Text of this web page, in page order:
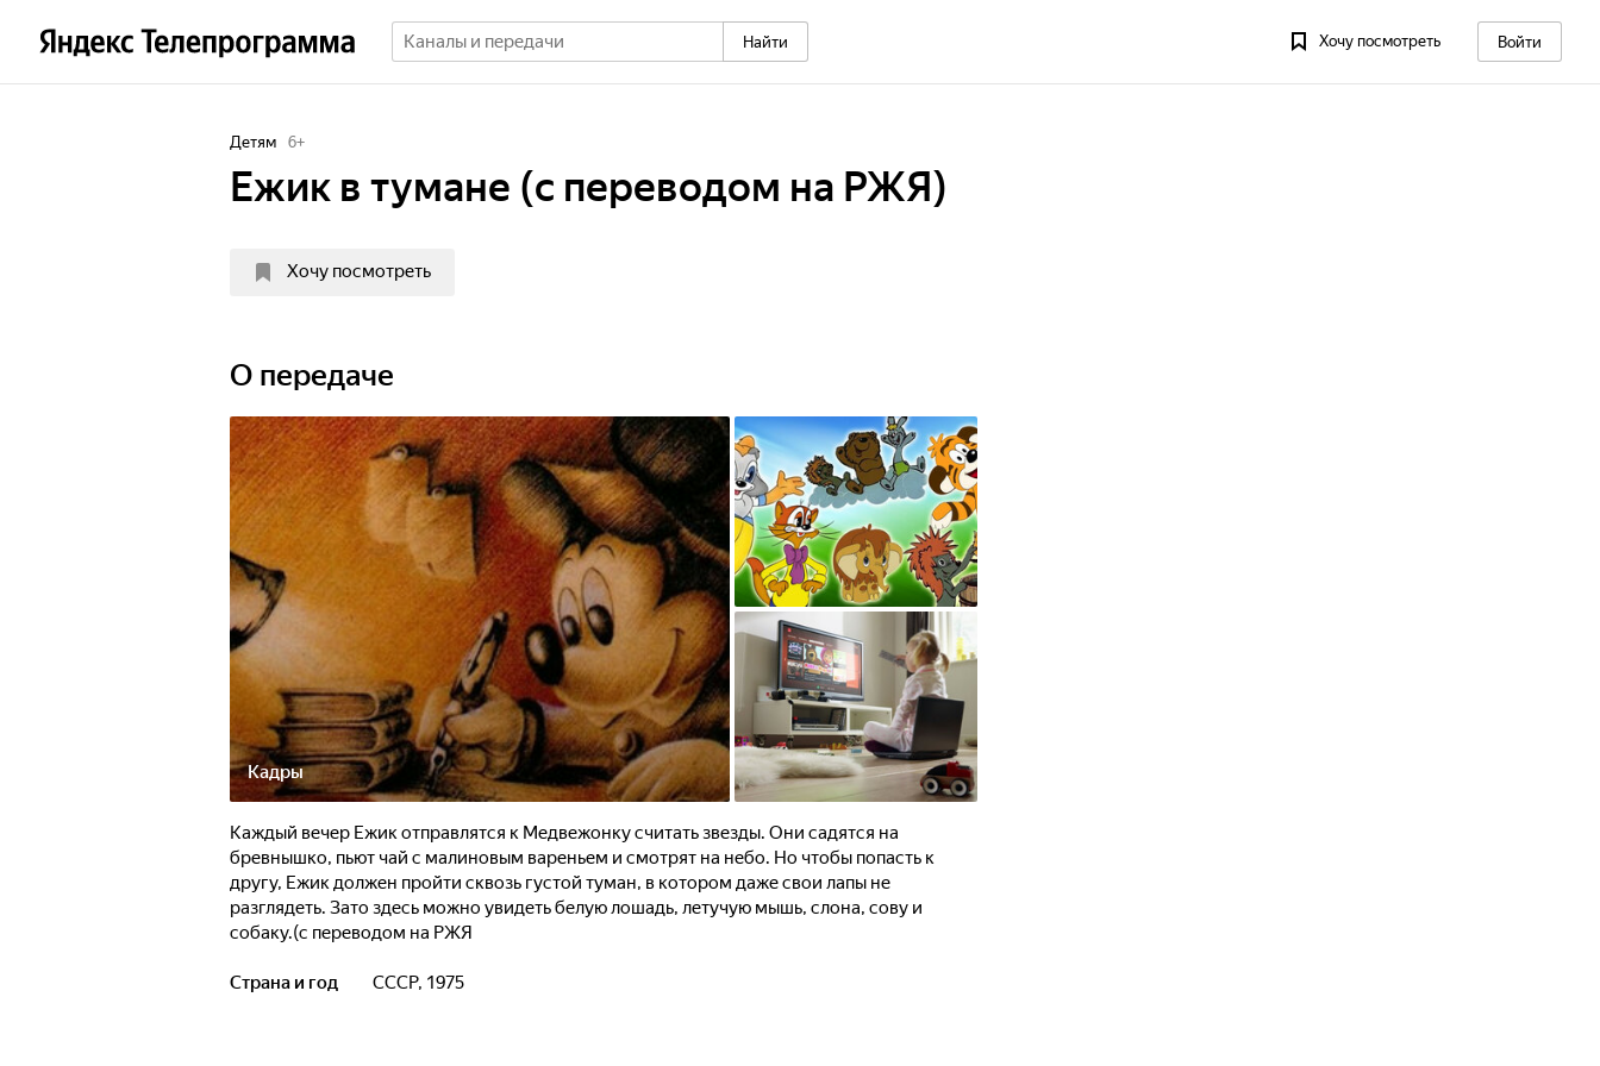
Найти Хочу посмотреть Войти
Детям 6+
Ежик в тумане (с переводом на РЖЯ)
Хочу посмотреть
О передаче
Кадры
Каждый вечер Ежик отправлятся к Медвежонку считать звезды. Они садятся на
бревнышко, пьют чай с малиновым вареньем и смотрят на небо. Но чтобы попасть к
другу, Ежик должен пройти сквозь густой туман, в котором даже свои лапы не
разглядеть. Зато здесь можно увидеть белую лошадь, летучую мышь, слона, сову и
собаку.(с переводом на РЖЯ
Страна и год СССР, 1975